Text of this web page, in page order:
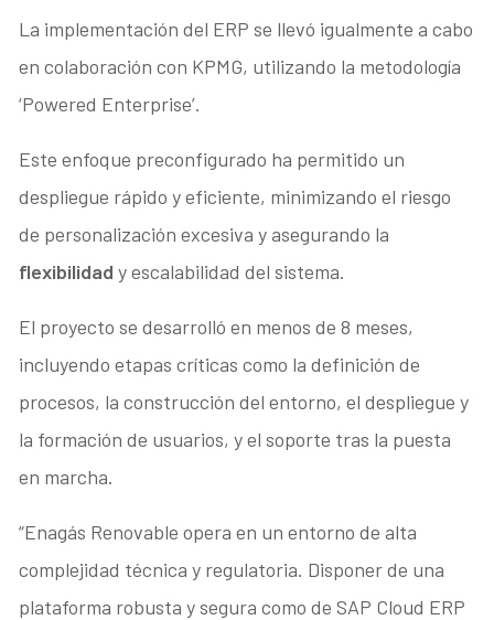
La implementación del ERP se llevó igualmente a cabo
en colaboración con KPMG, utilizando la metodología
‘Powered Enterprise’.
Este enfoque preconfigurado ha permitido un
despliegue rápido y eficiente, minimizando el riesgo
de personalización excesiva y asegurando la
flexibilidady escalabilidad del sistema.
El proyecto se desarrolló en menos de 8 meses,
incluyendo etapas críticas como la definición de
procesos, la construcción del entorno, el despliegue y
la formación de usuarios, y el soporte tras la puesta
en marcha.
“Enagás Renovable opera en un entorno de alta
complejidad técnica y regulatoria. Disponer de una
plataforma robusta y segura como de SAP Cloud ERP